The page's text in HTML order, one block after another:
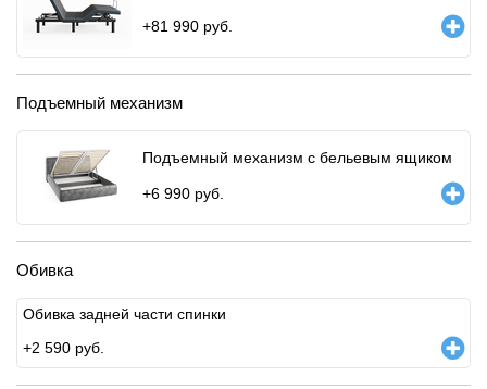
+81 990 руб.
Подъемный механизм
Подъемный механизм с бельевым ящиком
+6 990 руб.
Обивка
Обивка задней части спинки
+2 590 руб.